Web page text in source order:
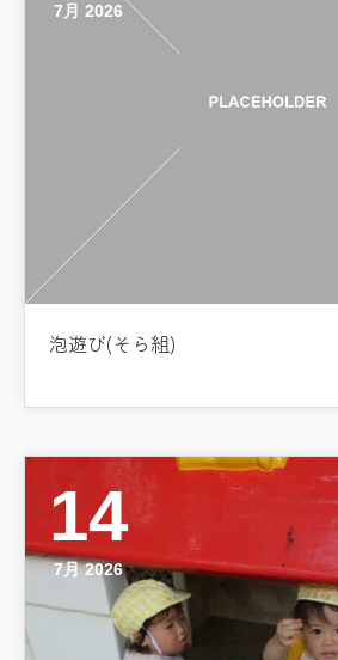
7月 2026
泡遊び(そら組)
14
7月 2026